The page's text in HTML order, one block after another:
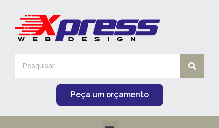
Peça um orçamento